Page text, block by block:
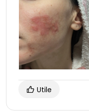
Utile